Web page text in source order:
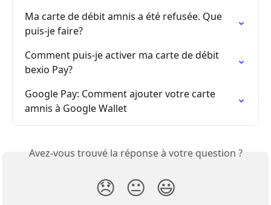
Ma carte de débit amnis a été refusée. Que
puis-je faire?
Comment puis-je activer ma carte de débit
bexio Pay?
Google Pay: Comment ajouter votre carte
amnis à Google Wallet
Avez-vous trouvé la réponse à votre question ?
😞 😐 😃